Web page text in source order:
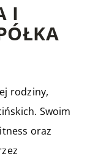
I
rodziny,
Swoim
oraz